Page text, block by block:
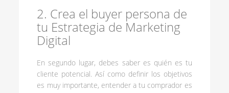
2. Crea el buyer persona de
tu Estrategia de Marketing
Digital
En segundo lugar, debes saber es quién es tu
cliente potencial. Así como definir los objetivos
es muy importante, entender a tu comprador es